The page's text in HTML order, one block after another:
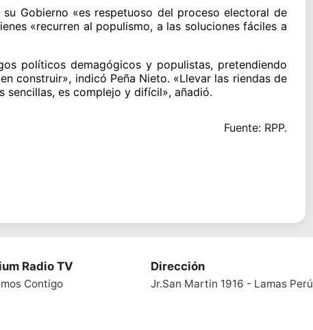
Gobierno «es respetuoso del proceso electoral de
«recurren al populismo, a las soluciones fáciles a
políticos demagógicos y populistas, pretendiendo
construir», indicó Peña Nieto. «Llevar las riendas de
sencillas, es complejo y difícil», añadió.
Fuente: RPP.
Radio TV
Contigo
Dirección
Jr.San Martin 1916 - Lamas Perú